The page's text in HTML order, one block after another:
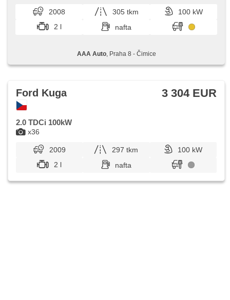
2008 305 tkm
100 kW
2 l
nafta
AAA Auto, Praha 8 - Čimice
x36
Ford Kuga 3 304 EUR
2.0 TDCi 100kW
2009 297 tkm
100 kW
2 l
nafta